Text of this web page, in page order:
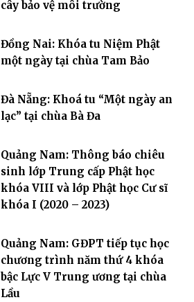
cây bảo vệ môi trường
Đồng Nai: Khóa tu Niệm Phật
một ngày tại chùa Tam Bảo
Đà Nẵng: Khoá tu “Một ngày an
lạc” tại chùa Bà Đa
Quảng Nam: Thông báo chiêu
sinh lớp Trung cấp Phật học
khóa VIII và lớp Phật học Cư sĩ
khóa I (2020 – 2023)
Quảng Nam: GĐPT tiếp tục học
chương trình năm thứ 4 khóa
bậc Lực V Trung ương tại chùa
Lầu